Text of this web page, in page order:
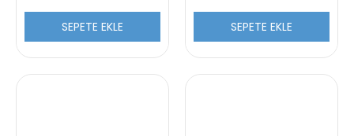
SEPETE EKLE SEPETE EKLE